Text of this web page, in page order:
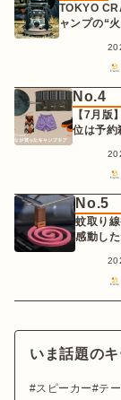
TOKYO
ャンプの“
No.4
【7月版
位は予約
No.5
蚊取り
感動し
いま話題の
スピーカー テ